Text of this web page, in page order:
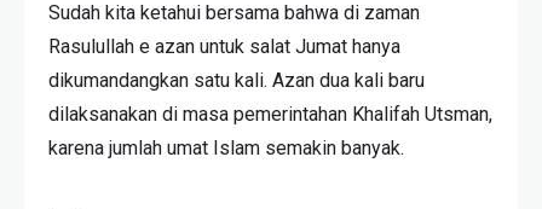
Sudah kita ketahui bersama bahwa di zaman
Rasulullah e azan untuk salat Jumat hanya
dikumandangkan satu kali. Azan dua kali baru
dilaksanakan di masa pemerintahan Khalifah Utsman,
karena jumlah umat Islam semakin banyak.